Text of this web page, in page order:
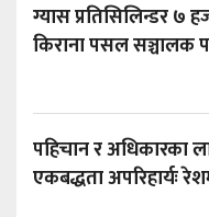
ग्यास प्रतिसिलिन्डर ७
किराना पसल सञ्चालक
पहिचान र अधिकारका
एकबद्धता अपरिहार्यः